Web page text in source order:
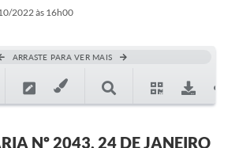
2022 às 16h00
ARRASTE PARA VER MAIS
Nº 2043, 24 DE JANEIRO